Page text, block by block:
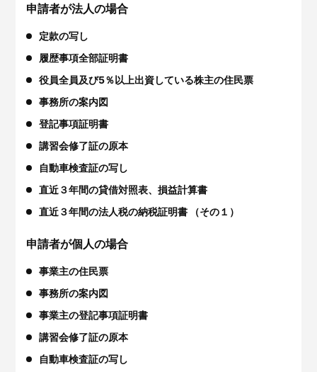
申請者が法人の場合
定款の写し
履歴事項全部証明書
役員全員及び5％以上出資している株主の住民票
事務所の案内図
登記事項証明書
講習会修了証の原本
自動車検査証の写し
直近３年間の貸借対照表、損益計算書
直近３年間の法人税の納税証明書 （その１）
申請者が個人の場合
事業主の住民票
事務所の案内図
事業主の登記事項証明書
講習会修了証の原本
自動車検査証の写し